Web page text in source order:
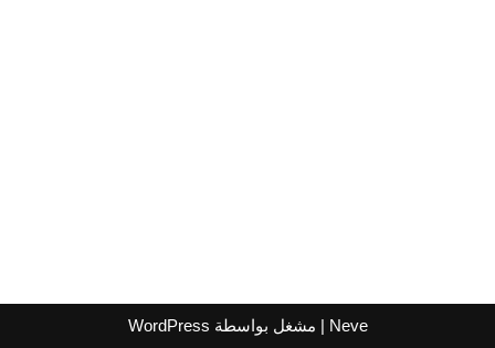
Neve | مشغل بواسطة WordPress
اشترك لتصلك عروض مراكز التسوق